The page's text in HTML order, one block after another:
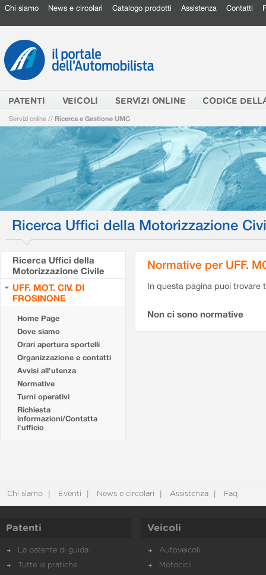
Chi siamo News e circolari Catalogo prodotti Assistenza Contatti
PATENTI VEICOLI SERVIZI ONLINE CODICE
Servizi online // Ricerca e Gestione UMC
Ricerca Uffici della Motorizzazione
Ricerca Uffici della
Motorizzazione Civile
UFF. MOT. CIV. DI
FROSINONE
Home Page
Dove siamo
Orari apertura sportelli
Organizzazione e contatti
Avvisi all'utenza
Normative
Turni operativi
Richiesta
informazioni/Contatta
l'ufficio
Normative per UFF.
In questa pagina puoi
Non ci sono normative
Chi siamo Eventi News e circolari Assistenza Faq
Patenti
La patente di guida
Tutte le pratiche
Veicoli
Autoveicoli
Motocicli